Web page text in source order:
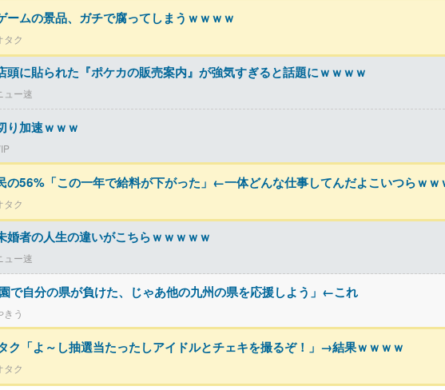
ームの景品、ガチで腐ってしまうｗｗｗｗ
タク
頭に貼られた『ポケカの販売案内』が強気すぎると話題にｗｗｗｗ
ュー速
り加速ｗｗｗ
の56%「この一年で給料が下がった」←一体どんな仕事してんだよこいつらｗｗ
タク
婚者の人生の違いがこちらｗｗｗｗｗ
ュー速
で自分の県が負けた、じゃあ他の九州の県を応援しよう」←これ
きう
ク「よ～し抽選当たったしアイドルとチェキを撮るぞ！」→結果ｗｗｗｗ
タク